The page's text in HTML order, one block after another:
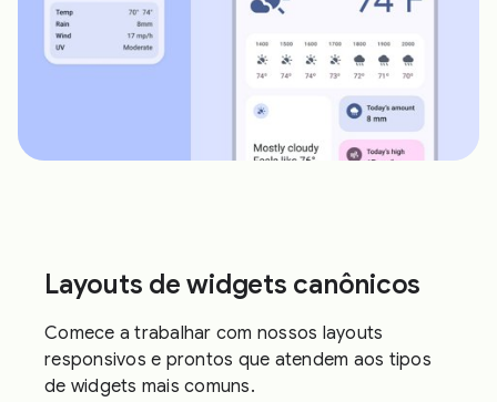
Layouts de widgets canônicos
Comece a trabalhar com nossos layouts
responsivos e prontos que atendem aos tipos
de widgets mais comuns.